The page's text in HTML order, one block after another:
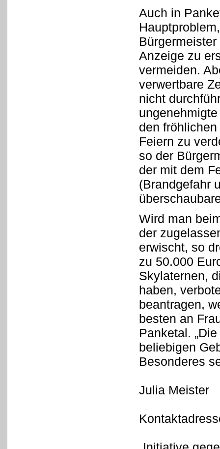
Auch in
Anzeige zu
vermeiden.
verwertbare
nicht
den
Feiern zu
so der
der mit dem
(Brandgefahr
Wird man
der
erwischt, so
zu 50.000
Skylaternen,
haben,
beantragen,
besten an
Panketal.
beliebigen
Besonderes
Julia Meister